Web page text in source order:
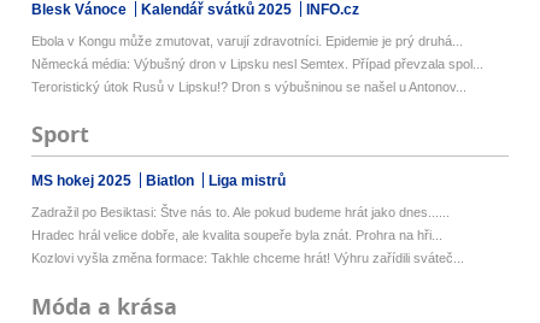
Blesk Vánoce Kalendář svátků 2025 INFO.cz
Ebola v Kongu může zmutovat, varují zdravotníci. Epidemie je prý druhá...
Německá média: Výbušný dron v Lipsku nesl Semtex. Případ převzala spol...
Teroristický útok Rusů v Lipsku!? Dron s výbušninou se našel u Antonov...
Sport
MS hokej 2025 Biatlon Liga mistrů
Zadražil po Besiktasi: Štve nás to. Ale pokud budeme hrát jako dnes......
Hradec hrál velice dobře, ale kvalita soupeře byla znát. Prohra na hři...
Kozlovi vyšla změna formace: Takhle chceme hrát! Výhru zařídili sváteč...
Móda a krása